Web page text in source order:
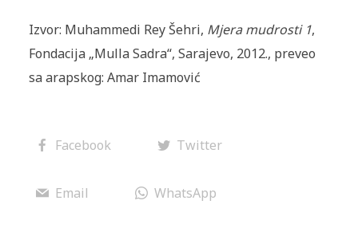
Izvor: Muhammedi Rey Šehri, Mjera mudrosti 1,
Fondacija „Mulla Sadra“, Sarajevo, 2012., preveo
sa arapskog: Amar Imamović
Facebook Twitter
Email WhatsApp